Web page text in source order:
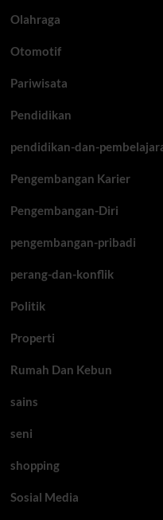
Olahraga
Otomotif
Pariwisata
Pendidikan
pendidikan-dan-
Pengembangan Karier
Pengembangan-Diri
pengembangan-pribadi
perang-dan-konflik
Politik
Properti
Rumah Dan Kebun
sains
seni
shopping
Sosial Media